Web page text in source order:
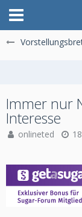
Immer nur
Interesse
onlineted